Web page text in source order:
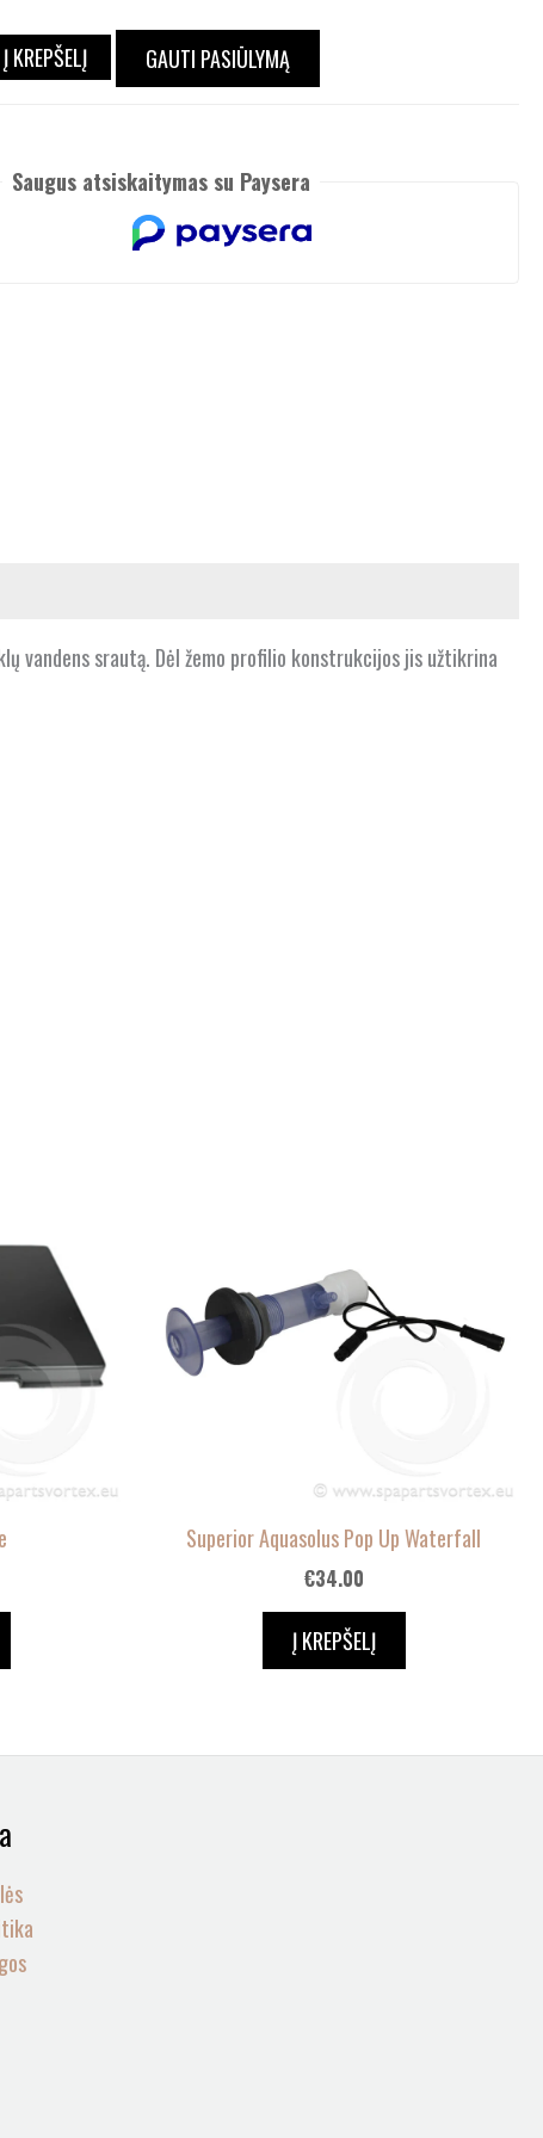
Į KREPŠELĮ GAUTI PASIŪLYMĄ
Saugus atsiskaitymas su Paysera
vandens srautą. Dėl žemo profilio konstrukcijos jis užtikrina
Superior Aquasolus Pop Up Waterfall
€34.00
Į KREPŠELĮ